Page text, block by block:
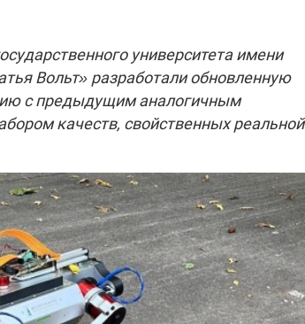
университета имени
Вольт» разработали обновленную
с предыдущим аналогичным
качеств, свойственных реальной